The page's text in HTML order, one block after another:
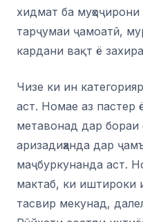
хидмат ба муҳоҷирони
тарҷумаи ҷамоатӣ,
кардани вақт ё
Чизе ки ин
аст. Номае аз пастер
метавонад дар бораи
аризадиҳанда дар
маҷбуркунанда аст.
мактаб, ки иштироки
тасвир мекунад,